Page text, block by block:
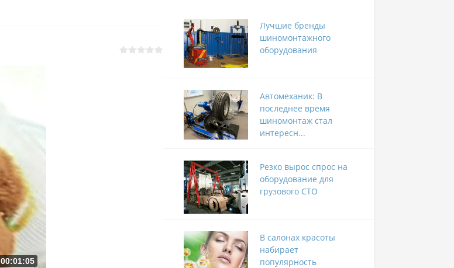
00:01:05
Лучшие бренды
шиномонтажного
оборудования
Автомеханик: В
последнее время
шиномонтаж стал
интересн...
Резко вырос спрос на
оборудование для
грузового СТО
В салонах красоты
набирает
популярность